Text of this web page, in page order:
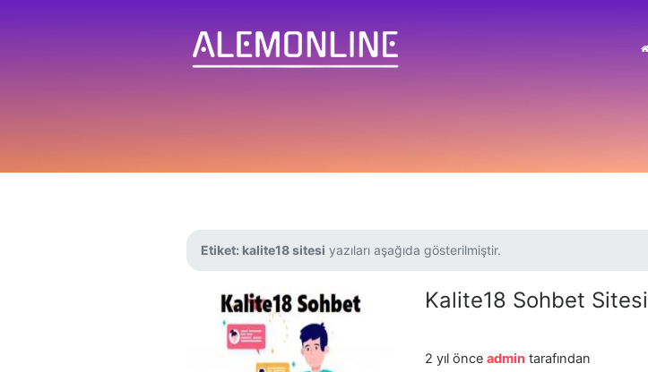
Etiket: kalite18 sitesi yazıları aşağıda gösterilmiştir.
Kalite18 Sohbet Sitesi
2 yıl önce admintarafından